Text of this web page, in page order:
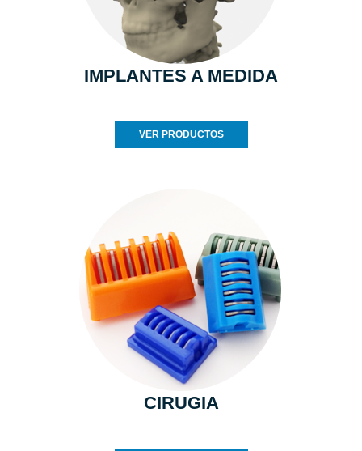
IMPLANTES A MEDIDA
VER PRODUCTOS
CIRUGIA